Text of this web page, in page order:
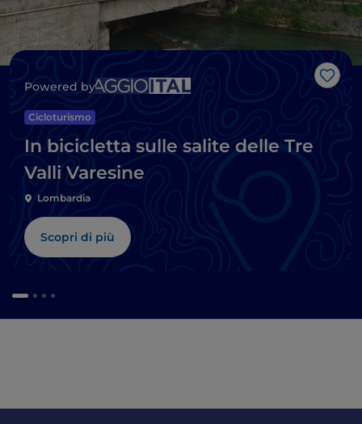
Like
Powered by
Cicloturismo
In bicicletta sulle salite delle Tre
Valli Varesine
Lombardia
Scopri di più